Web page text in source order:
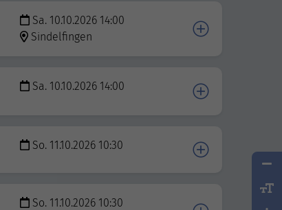
Sa. 10.10.2026 14:00
Sindelfingen
Sa. 10.10.2026 14:00
So. 11.10.2026 10:30
So. 11.10.2026 10:30